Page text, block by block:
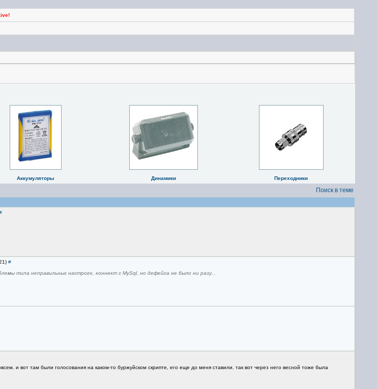
Аккумуляторы Динамики Переходники
Поиск в теме
#
типа неправильных настроек, коннект с MySql, но дефейса не было ни разу...
и вот там были голосования на каком-то буржуйском скрипте, его еще до меня ставили. так вот через него весной тоже была